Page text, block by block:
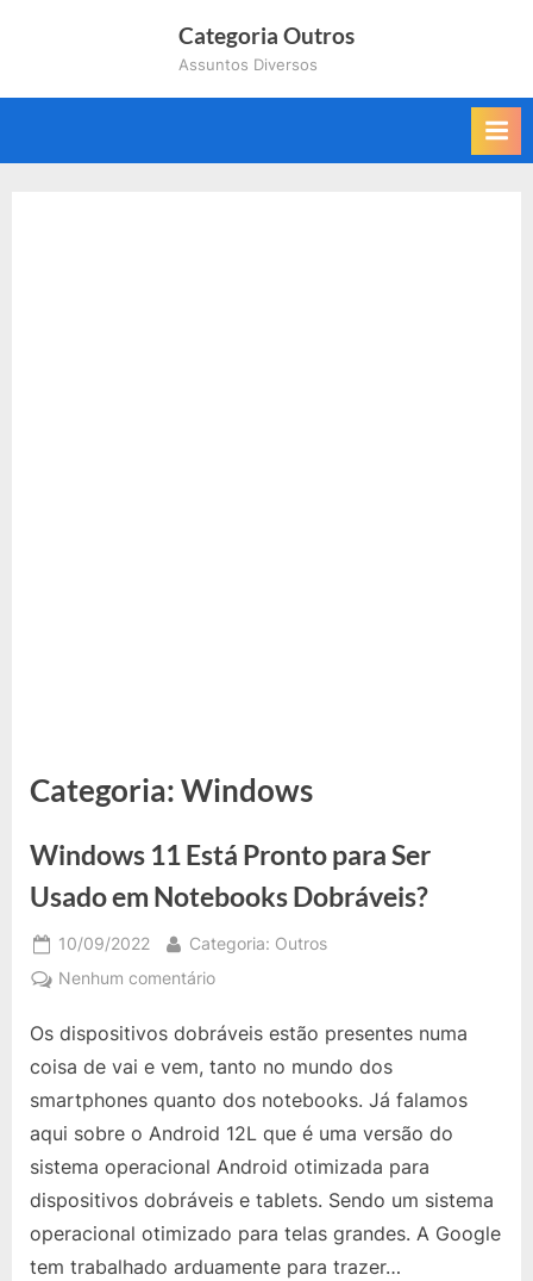
Categoria Outros
Assuntos Diversos
Categoria:Windows
Windows 11 Está Pronto para Ser
Usado em Notebooks Dobráveis?
Posted
on
10/09/2022 By
Categoria: Outros
Nenhum comentárioem
11
Está
para
Ser
Usado
em
Notebooks
Dobráveis?
Os dispositivos dobráveis ​​estão presentes numa
coisa de vai e vem, tanto no mundo dos
smartphones quanto dos notebooks. Já falamos
aqui sobre o Android 12L que é uma versão do
sistema operacional Android otimizada para
dispositivos dobráveis ​​e tablets. Sendo um sistema
operacional otimizado para telas grandes. A Google
tem trabalhado arduamente para trazer…